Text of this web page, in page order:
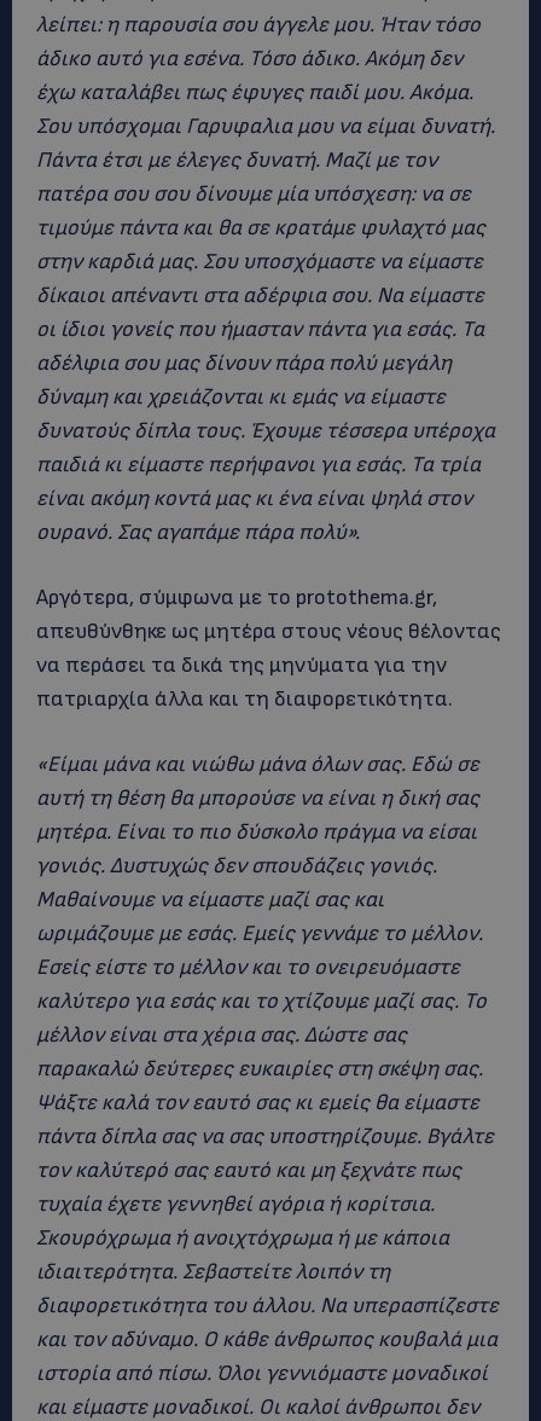
λείπει: η παρουσία σου άγγελε μου. Ήταν τόσο
άδικο αυτό για εσένα. Τόσο άδικο. Ακόμη δεν
έχω καταλάβει πως έφυγες παιδί μου. Ακόμα.
Σου υπόσχομαι Γαρυφαλια μου να είμαι δυνατή.
Πάντα έτσι με έλεγες δυνατή. Μαζί με τον
πατέρα σου σου δίνουμε μία υπόσχεση: να σε
τιμούμε πάντα και θα σε κρατάμε φυλαχτό μας
στην καρδιά μας. Σου υποσχόμαστε να είμαστε
δίκαιοι απέναντι στα αδέρφια σου. Να είμαστε
οι ίδιοι γονείς που ήμασταν πάντα για εσάς. Τα
αδέλφια σου μας δίνουν πάρα πολύ μεγάλη
δύναμη και χρειάζονται κι εμάς να είμαστε
δυνατούς δίπλα τους. Έχουμε τέσσερα υπέροχα
παιδιά κι είμαστε περήφανοι για εσάς. Τα τρία
είναι ακόμη κοντά μας κι ένα είναι ψηλά στον
ουρανό. Σας αγαπάμε πάρα πολύ».
Αργότερα, σύμφωνα με το protothema.gr,
απευθύνθηκε ως μητέρα στους νέους θέλοντας
να περάσει τα δικά της μηνύματα για την
πατριαρχία άλλα και τη διαφορετικότητα.
«Είμαι μάνα και νιώθω μάνα όλων σας. Εδώ σε
αυτή τη θέση θα μπορούσε να είναι η δική σας
μητέρα. Είναι το πιο δύσκολο πράγμα να είσαι
γονιός. Δυστυχώς δεν σπουδάζεις γονιός.
Μαθαίνουμε να είμαστε μαζί σας και
ωριμάζουμε με εσάς. Εμείς γεννάμε το μέλλον.
Εσείς είστε το μέλλον και το ονειρευόμαστε
καλύτερο για εσάς και το χτίζουμε μαζί σας. Το
μέλλον είναι στα χέρια σας. Δώστε σας
παρακαλώ δεύτερες ευκαιρίες στη σκέψη σας.
Ψάξτε καλά τον εαυτό σας κι εμείς θα είμαστε
πάντα δίπλα σας να σας υποστηρίζουμε. Βγάλτε
τον καλύτερό σας εαυτό και μη ξεχνάτε πως
τυχαία έχετε γεννηθεί αγόρια ή κορίτσια.
Σκουρόχρωμα ή ανοιχτόχρωμα ή με κάποια
ιδιαιτερότητα. Σεβαστείτε λοιπόν τη
διαφορετικότητα του άλλου. Να υπερασπίζεστε
και τον αδύναμο. Ο κάθε άνθρωπος κουβαλά μια
ιστορία από πίσω. Όλοι γεννιόμαστε μοναδικοί
και είμαστε μοναδικοί. Οι καλοί άνθρωποι δεν